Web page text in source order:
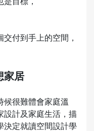
付到手上的空間，
家居
候很難體會家庭溫
設計及家庭生活，描
決定就讀空間設計學